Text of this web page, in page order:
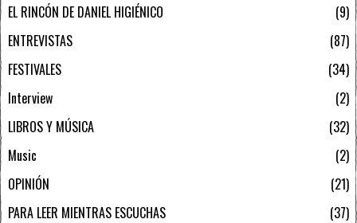
EL RINCÓN DE DANIEL HIGIÉNICO
9
ENTREVISTAS
87
FESTIVALES
34
Interview
2
LIBROS Y MÚSICA
32
Music
2
OPINIÓN
21
PARA LEER MIENTRAS ESCUCHAS
37